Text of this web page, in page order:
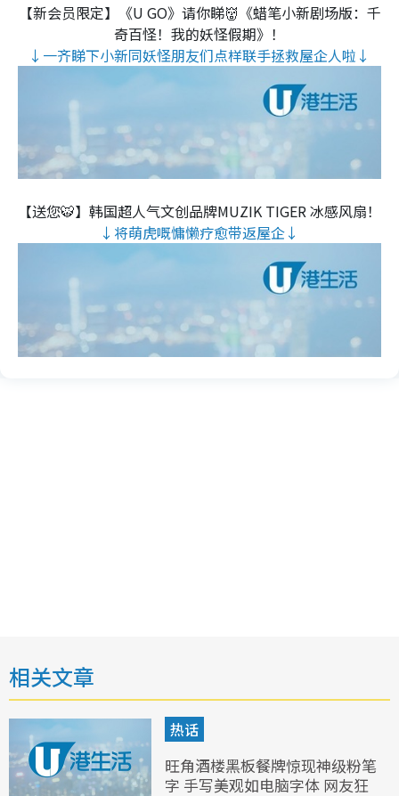
【新会员限定】《U GO》请你睇👹《蜡笔小新剧场版：千
奇百怪！我的妖怪假期》！
↓一齐睇下小新同妖怪朋友们点样联手拯救屋企人啦↓
【送您🐯】韩国超人气文创品牌MUZIK TIGER 冰感风扇！
↓将萌虎嘅慵懒疗愈带返屋企↓
相关文章
热话
旺角酒楼黑板餐牌惊现神级粉笔
字 手写美观如电脑字体 网友狂